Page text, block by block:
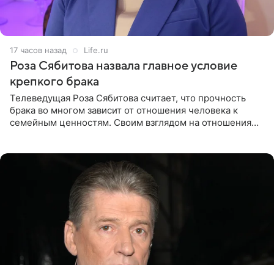
17 часов назад Life.ru
Роза Сябитова назвала главное условие
крепкого брака
Телеведущая Роза Сябитова считает, что прочность
брака во многом зависит от отношения человека к
семейным ценностям. Своим взглядом на отношения